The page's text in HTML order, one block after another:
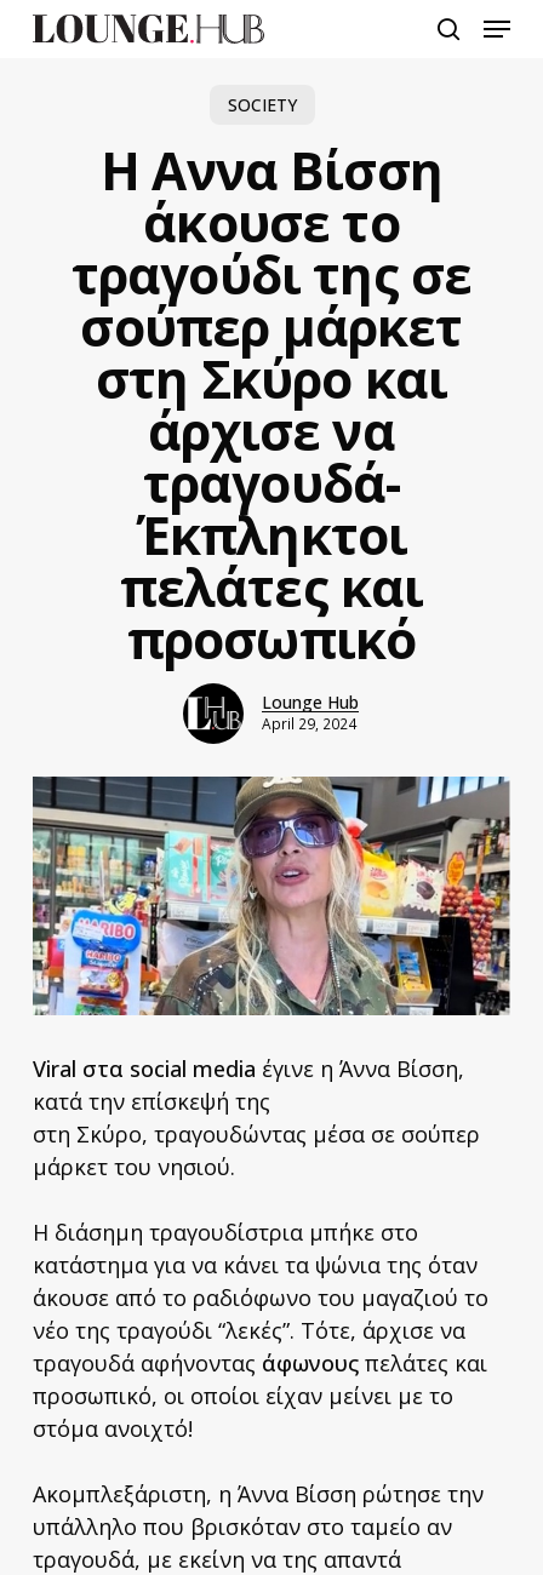
Menu
SOCIETY
Η Αννα Βίσση
άκουσε το
τραγούδι της σε
σούπερ μάρκετ
στη Σκύρο και
άρχισε να
τραγουδά-
Έκπληκτοι
πελάτες και
προσωπικό
Lounge Hub
April 29, 2024
Viral στα social media έγινε η Άννα Βίσση,
κατά την επίσκεψή της
στη Σκύρο, τραγουδώντας μέσα σε σούπερ
μάρκετ του νησιού.
Η διάσημη τραγουδίστρια μπήκε στο
κατάστημα για να κάνει τα ψώνια της όταν
άκουσε από το ραδιόφωνο του μαγαζιού το
νέο της τραγούδι “λεκές”. Τότε, άρχισε να
τραγουδά αφήνοντας άφωνους πελάτες και
προσωπικό, οι οποίοι είχαν μείνει με το
στόμα ανοιχτό!
Ακομπλεξάριστη, η Άννα Βίσση ρώτησε την
υπάλληλο που βρισκόταν στο ταμείο αν
τραγουδά, με εκείνη να της απαντά